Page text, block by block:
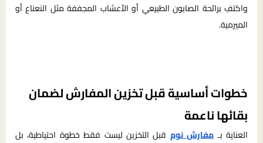
واكتفِ برائحة الصابون الطبيعي أو الأعشاب المجففة مثل النعناع أو
الميرمية.
خطوات أساسية قبل تخزين المفارش لضمان
بقائها ناعمة
العناية بـمفارش نوم قبل التخزين ليست فقط خطوة احتياطية، بل